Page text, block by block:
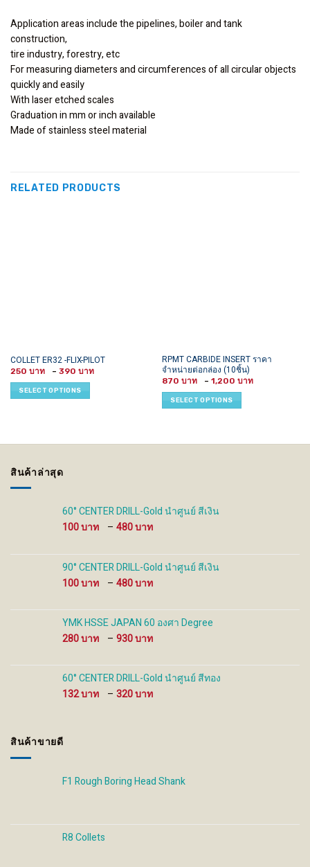
Application areas include the pipelines, boiler and tank
construction,
tire industry, forestry, etc
For measuring diameters and circumferences of all circular objects
quickly and easily
With laser etched scales
Graduation in mm or inch available
Made of stainless steel material
RELATED PRODUCTS
COLLET ER32 -FLIX-PILOT
250 – 390
SELECT OPTIONS
This
product
has
multiple
chosen
on
RPMT CARBIDE INSERT ราคา
จำหน่ายต่อกล่อง (10ชิ้น)
870 – 1,200
SELECT OPTIONS
This
product
has
multiple
variants.
product
สินค้าล่าสุด
60° CENTER DRILL-Gold นำศูนย์ สีเงิน
100
– 480
100 ฿
through
480 ฿
90° CENTER DRILL-Gold นำศูนย์ สีเงิน
100
– 480
100 ฿
through
YMK HSSE JAPAN 60 องศา Degree
280
– 930
280 ฿
through
930 ฿
60° CENTER DRILL-Gold นำศูนย์ สีทอง
132
– 320
สินค้าขายดี
F1 Rough Boring Head Shank
R8 Collets